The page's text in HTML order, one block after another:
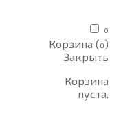
0
Корзина (0)
Закрыть
Корзина
пуста.